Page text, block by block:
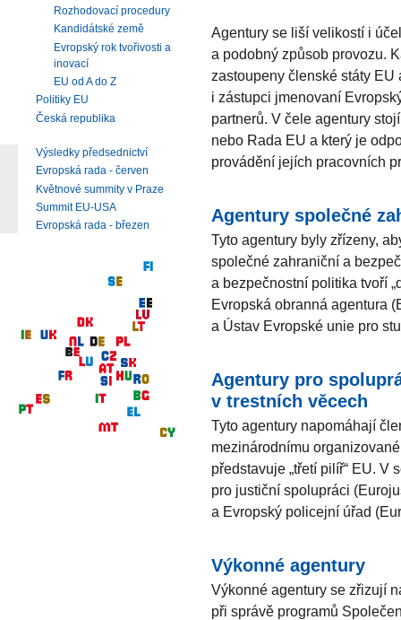
Agentury se liší velikostí i
a podobný způsob provozu.
zastoupeny členské státy
i zástupci jmenovaní
partnerů. V čele agentury
nebo Rada EU a který je
provádění jejích pracovních
Agentury společné
Tyto agentury byly zřízeny,
společné zahraniční a
a bezpečnostní politika tvoří
Evropská obranná agentura
a Ústav Evropské unie pro
Agentury pro
v trestních věcech
Tyto agentury napomáhají
mezinárodnímu
představuje „třetí pilíř“ EU. V
pro justiční spolupráci
a Evropský policejní úřad
Výkonné agentury
Výkonné agentury se zřizují
při správě programů
Rozhodovací procedury
Kandidátské země
Evropský rok tvořivosti a
inovací
EU od A do Z
Politiky EU
Česká republika
Výsledky předsednictví
Evropská rada - červen
Květnové summity v Praze
Summit EU-USA
Evropská rada - březen